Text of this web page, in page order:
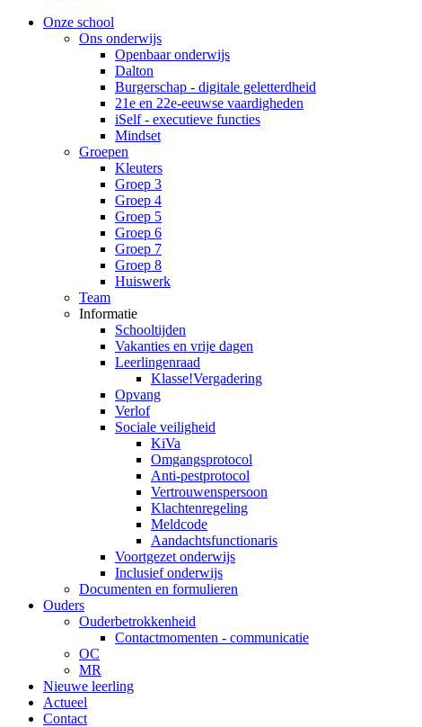
Onze school
Ons onderwijs
Openbaar onderwijs
Dalton
Burgerschap - digitale geletterdheid
21e en 22e-eeuwse vaardigheden
iSelf - executieve functies
Mindset
Groepen
Kleuters
Groep 3
Groep 4
Groep 5
Groep 6
Groep 7
Groep 8
Huiswerk
Team
Informatie
Schooltijden
Vakanties en vrije dagen
Leerlingenraad
Klasse!Vergadering
Opvang
Verlof
Sociale veiligheid
KiVa
Omgangsprotocol
Anti-pestprotocol
Vertrouwenspersoon
Klachtenregeling
Meldcode
Aandachtsfunctionaris
Voortgezet onderwijs
Inclusief onderwijs
Documenten en formulieren
Ouders
Ouderbetrokkenheid
Contactmomenten - communicatie
OC
MR
Nieuwe leerling
Actueel
Contact